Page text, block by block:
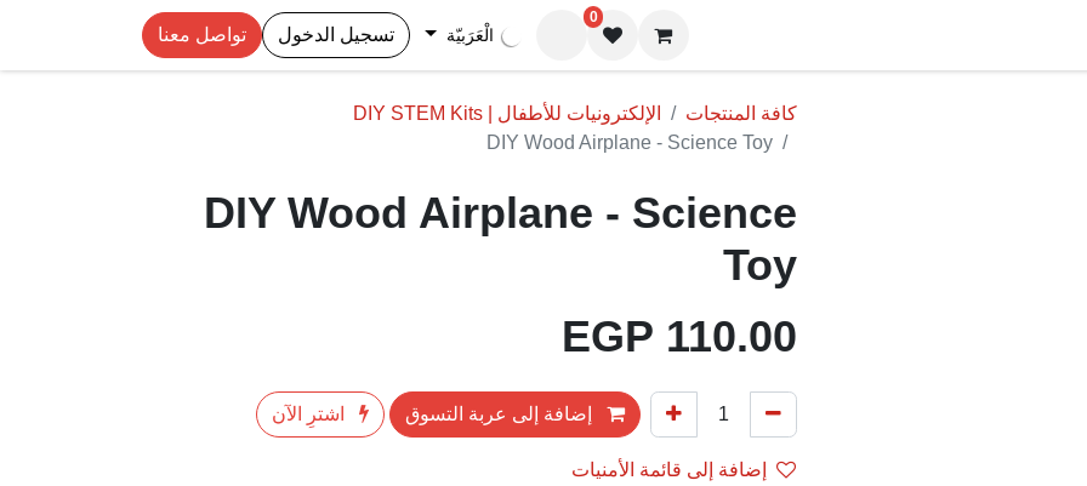
0
الْعَرَبيّة تسجيل الدخول تواصل معنا
كافة المنتجات
الإلكترونيات للأطفال | DIY STEM Kits
DIY Wood Airplane - Science Toy
DIY Wood Airplane - Science
Toy
110.00
إضافة إلى عربة التسوق اشترِ الآن
إضافة إلى قائمة الأمنيات